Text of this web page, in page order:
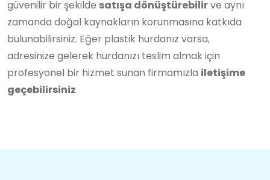
güvenilir bir şekilde satışa dönüştürebilirve aynı
zamanda doğal kaynakların korunmasına katkıda
bulunabilirsiniz. Eğer plastik hurdanız varsa,
adresinize gelerek hurdanızı teslim almak için
profesyonel bir hizmet sunan firmamızla iletişime
geçebilirsiniz.